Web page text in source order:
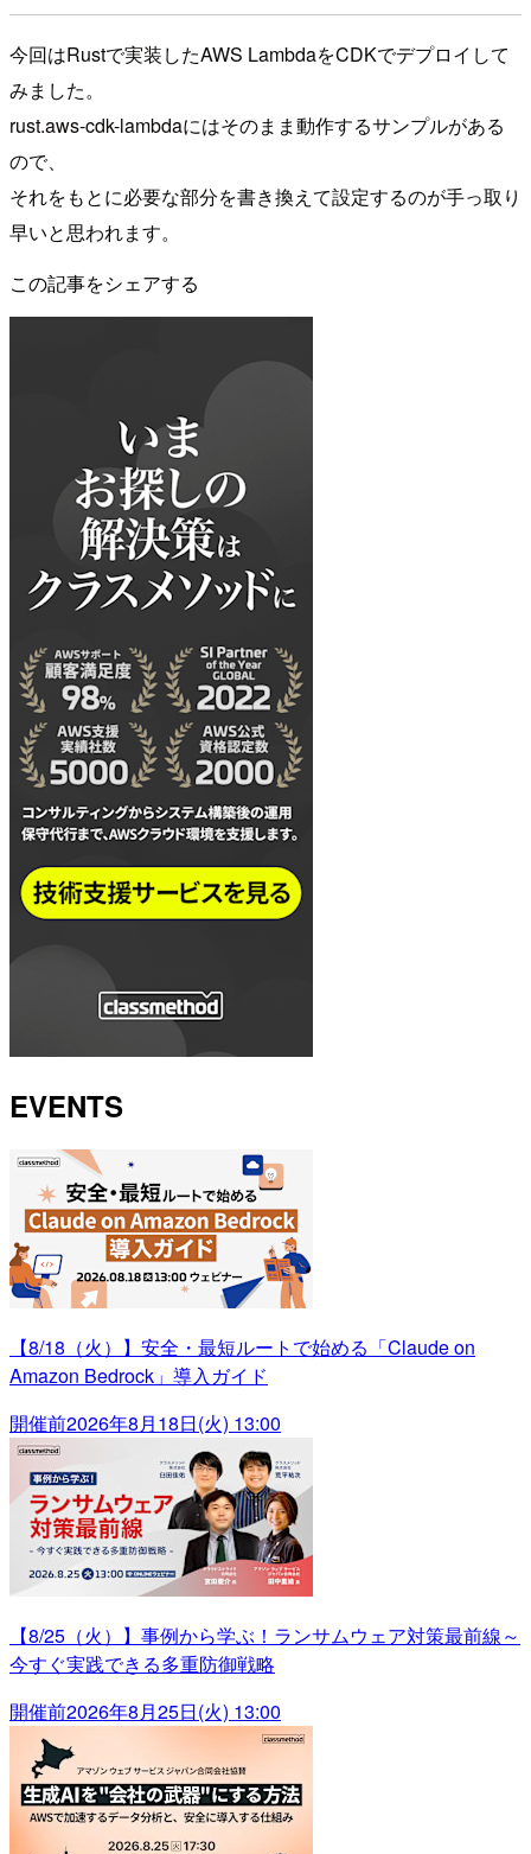
今回はRustで実装したAWS LambdaをCDKでデプロイして
みました。
rust.aws-cdk-lambdaにはそのまま動作するサンプルがある
ので、
それをもとに必要な部分を書き換えて設定するのが手っ取り
早いと思われます。
この記事をシェアする
EVENTS
【8/18（火）】安全・最短ルートで始める「Claude on
Amazon Bedrock」導入ガイド
開催前2026年8月18日(火) 13:00
【8/25（火）】事例から学ぶ！ランサムウェア対策最前線～
今すぐ実践できる多重防御戦略
開催前2026年8月25日(火) 13:00